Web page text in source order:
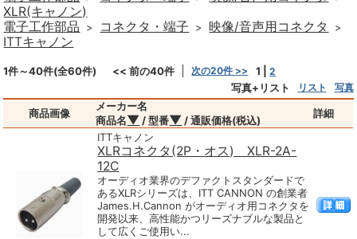
XLR(キャノン)
電子工作部品 > コネクタ・端子 > 映像/音声用コネクタ >
ITTキャノン
1件～40件(全60件) << 前の40件 次の20件 >> 1 |2
写真+リスト リスト 写真
商品画像
メーカー名
商品名▼ / 型番▼ / 通販価格(税込)
詳細
ITTキャノン
XLRコネクタ(2P・オス) XLR-2A-
12C
オーディオ業界のデファクトスタンダードで
あるXLRシリーズは、ITT CANNON の創業者
James.H.Cannon がオーディオ用コネクタを
開発以来、高性能かつリーズナブルな製品と
して広くご使用い...